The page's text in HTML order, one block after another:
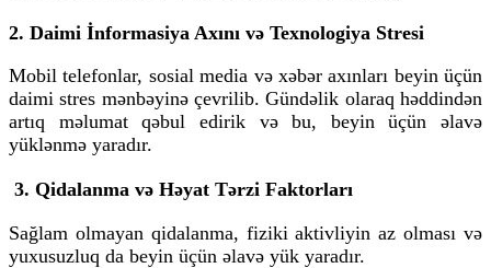
2. Daimi İnformasiya Axını və Texnologiya Stresi
Mobil telefonlar, sosial media və xəbər axınları beyin üçün
daimi stres mənbəyinə çevrilib. Gündəlik olaraq həddindən
artıq məlumat qəbul edirik və bu, beyin üçün əlavə
yüklənmə yaradır.
3. Qidalanma və Həyat Tərzi Faktorları
Sağlam olmayan qidalanma, fiziki aktivliyin az olması və
yuxusuzluq da beyin üçün əlavə yük yaradır.